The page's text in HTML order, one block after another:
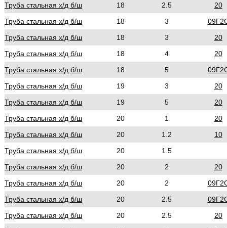
Труба стальная х/д б/ш
18 2.5
20
Труба стальная х/д б/ш
18 3
Труба стальная х/д б/ш
18 3
20
Труба стальная х/д б/ш
18 4
20
Труба стальная х/д б/ш
18 5
Труба стальная х/д б/ш
19 3
20
Труба стальная х/д б/ш
19 5
20
Труба стальная х/д б/ш
20 1
20
Труба стальная х/д б/ш
20 1.2
10
Труба стальная х/д б/ш
20
1.5
Труба стальная х/д б/ш
20 2
20
Труба стальная х/д б/ш
20 2
Труба стальная х/д б/ш
20 2.5
Труба стальная х/д б/ш
20 2.5
20